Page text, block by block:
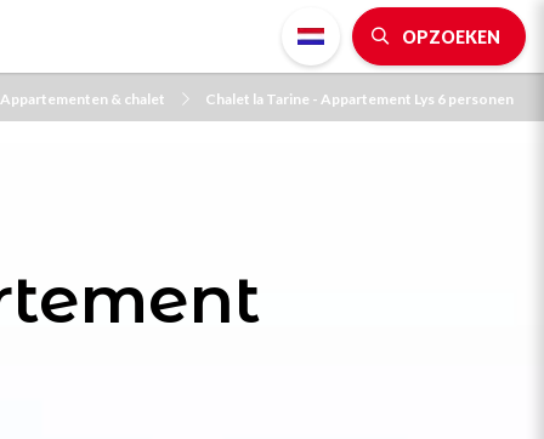
OPZOEKEN
Appartementen & chalet Chalet la Tarine - Appartement Lys 6 personen